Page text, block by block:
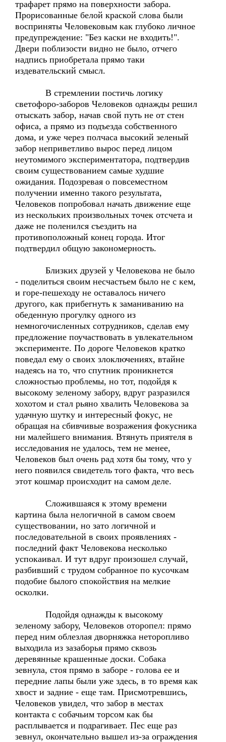
трафарет прямо на поверхности забора.
Прорисованные белой краской слова были
восприняты Человековым как глубоко личное
предупреждение: "Без каски не входить!".
Двери поблизости видно не было, отчего
надпись приобретала прямо таки
издевательский смысл.
В стремлении постичь логику
светофоро-заборов Человеков однажды решил
отыскать забор, начав свой путь не от стен
офиса, а прямо из подъезда собственного
дома, и уже через полчаса высокий зеленый
забор неприветливо вырос перед лицом
неутомимого экспериментатора, подтвердив
своим существованием самые худшие
ожидания. Подозревая о повсеместном
получении именно такого результата,
Человеков попробовал начать движение еще
из нескольких произвольных точек отсчета и
даже не поленился съездить на
противоположный конец города. Итог
подтвердил общую закономерность.
Близких друзей у Человекова не было
- поделиться своим несчастьем было не с кем,
и горе-пешеходу не оставалось ничего
другого, как прибегнуть к заманиванию на
обеденную прогулку одного из
немногочисленных сотрудников, сделав ему
предложение поучаствовать в увлекательном
эксперименте. По дороге Человеков кратко
поведал ему о своих злоключениях, втайне
надеясь на то, что спутник проникнется
сложностью проблемы, но тот, подойдя к
высокому зеленому забору, вдруг разразился
хохотом и стал рьяно хвалить Человекова за
удачную шутку и интересный фокус, не
обращая на сбивчивые возражения фокусника
ни малейшего внимания. Втянуть приятеля в
исследования не удалось, тем не менее,
Человеков был очень рад хотя бы тому, что у
него появился свидетель того факта, что весь
этот кошмар происходит на самом деле.
Сложившаяся к этому времени
картина была нелогичной в самом своем
существовании, но зато логичной и
последовательной в своих проявлениях -
последний факт Человекова несколько
успокаивал. И тут вдруг произошел случай,
разбивший с трудом собранное по кусочкам
подобие былого спокойствия на мелкие
осколки.
Подойдя однажды к высокому
зеленому забору, Человеков оторопел: прямо
перед ним облезлая дворняжка неторопливо
выходила из зазаборья прямо сквозь
деревянные крашенные доски. Собака
зевнула, стоя прямо в заборе - голова ее и
передние лапы были уже здесь, в то время как
хвост и задние - еще там. Присмотревшись,
Человеков увидел, что забор в местах
контакта с собачьим торсом как бы
расплывается и подрагивает. Пес еще раз
зевнул, окончательно вышел из-за ограждения